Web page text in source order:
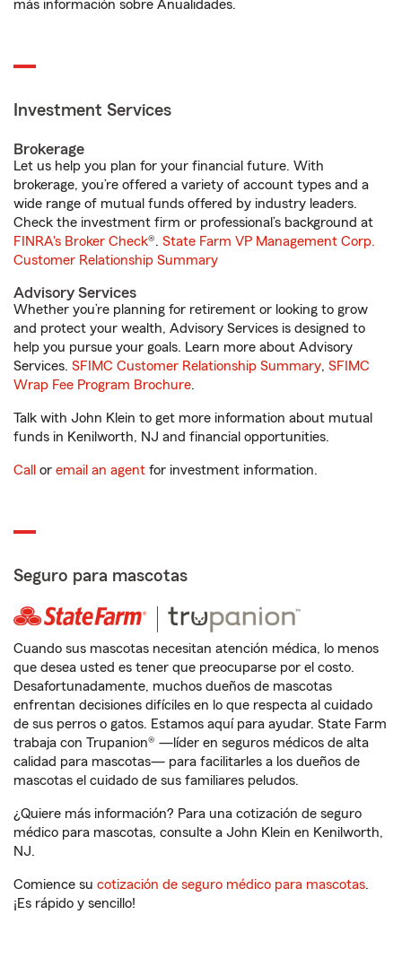
más información sobre Anualidades.
Investment Services
Brokerage
Let us help you plan for your financial future. With
brokerage, you’re offered a variety of account types and a
wide range of mutual funds offered by industry leaders.
Check the investment firm or professional’s background at
FINRA's Broker Check®. State Farm VP Management Corp.
Customer Relationship Summary
Advisory Services
Whether you’re planning for retirement or looking to grow
and protect your wealth, Advisory Services is designed to
help you pursue your goals. Learn more about Advisory
Services. SFIMC Customer Relationship Summary, SFIMC
Wrap Fee Program Brochure.
Talk with John Klein to get more information about mutual
funds in Kenilworth, NJ and financial opportunities.
Call or email an agent for investment information.
Seguro para mascotas
Cuando sus mascotas necesitan atención médica, lo menos
que desea usted es tener que preocuparse por el costo.
Desafortunadamente, muchos dueños de mascotas
enfrentan decisiones difíciles en lo que respecta al cuidado
de sus perros o gatos. Estamos aquí para ayudar. State Farm
trabaja con Trupanion® —líder en seguros médicos de alta
calidad para mascotas— para facilitarles a los dueños de
mascotas el cuidado de sus familiares peludos.
¿Quiere más información? Para una cotización de seguro
médico para mascotas, consulte a John Klein en Kenilworth,
NJ.
Comience su cotización de seguro médico para mascotas.
¡Es rápido y sencillo!